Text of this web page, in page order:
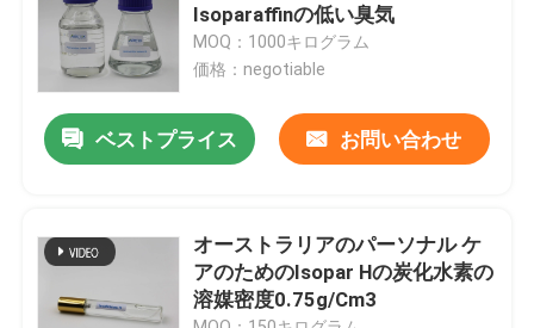
品質管理
私達に連絡しなさい
ニュース
場合
Isoparaffinの液体
Isoparaffinの低い臭気
MOQ：1000キログラム
価格：negotiable
ベストプライス お問い合わせ
オーストラリアのパーソナル ケ
アのためのIsopar Hの炭化水素の
溶媒密度0.75g/Cm3